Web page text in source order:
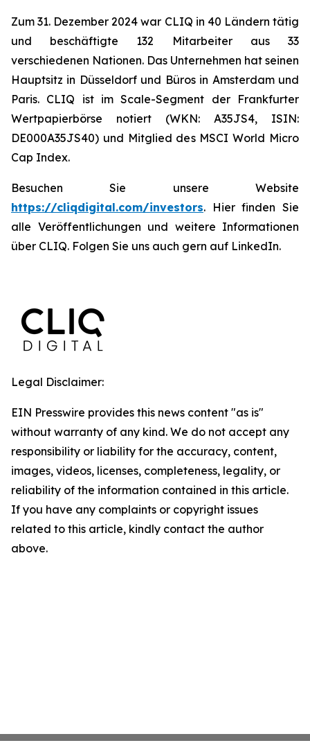
Zum 31. Dezember 2024 war CLIQ in 40 Ländern tätig
und beschäftigte 132 Mitarbeiter aus 33
verschiedenen Nationen. Das Unternehmen hat seinen
Hauptsitz in Düsseldorf und Büros in Amsterdam und
Paris. CLIQ ist im Scale-Segment der Frankfurter
Wertpapierbörse notiert (WKN: A35JS4, ISIN:
DE000A35JS40) und Mitglied des MSCI World Micro
Cap Index.
Besuchen Sie unsere Website
https://cliqdigital.com/investors. Hier finden Sie
alle Veröffentlichungen und weitere Informationen
über CLIQ. Folgen Sie uns auch gern auf LinkedIn.
Legal Disclaimer:
EIN Presswire provides this news content "as is"
without warranty of any kind. We do not accept any
responsibility or liability for the accuracy, content,
images, videos, licenses, completeness, legality, or
reliability of the information contained in this article.
If you have any complaints or copyright issues
related to this article, kindly contact the author
above.